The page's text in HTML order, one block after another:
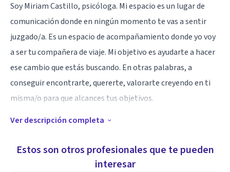
Soy Miriam Castillo, psicóloga. Mi espacio es un lugar de
comunicación donde en ningún momento te vas a sentir
juzgado/a. Es un espacio de acompañamiento donde yo voy
a ser tu compañera de viaje. Mi objetivo es ayudarte a hacer
ese cambio que estás buscando. En otras palabras, a
conseguir encontrarte, quererte, valorarte creyendo en ti
misma/o para que alcances tus objetivos.
Especialidad
momento de pedir ayuda. Sé que es difícil escoger a la
Ver descripción completa
Estos son otros profesionales que te pueden
interesar